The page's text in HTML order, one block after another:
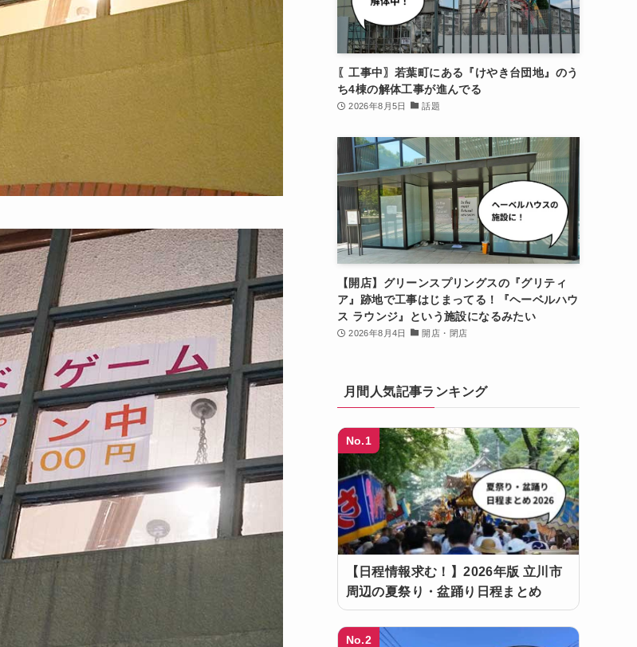
〖工事中〗若葉町にある『けやき台団地』のう
ち4棟の解体工事が進んでる
2026年8月5日 話題
【開店】グリーンスプリングスの『グリティ
ア』跡地で工事はじまってる！『ヘーベルハウ
ス ラウンジ』という施設になるみたい
2026年8月4日 開店・閉店
月間人気記事ランキング
No.1
【日程情報求む！】2026年版 立川市
周辺の夏祭り・盆踊り日程まとめ
No.2